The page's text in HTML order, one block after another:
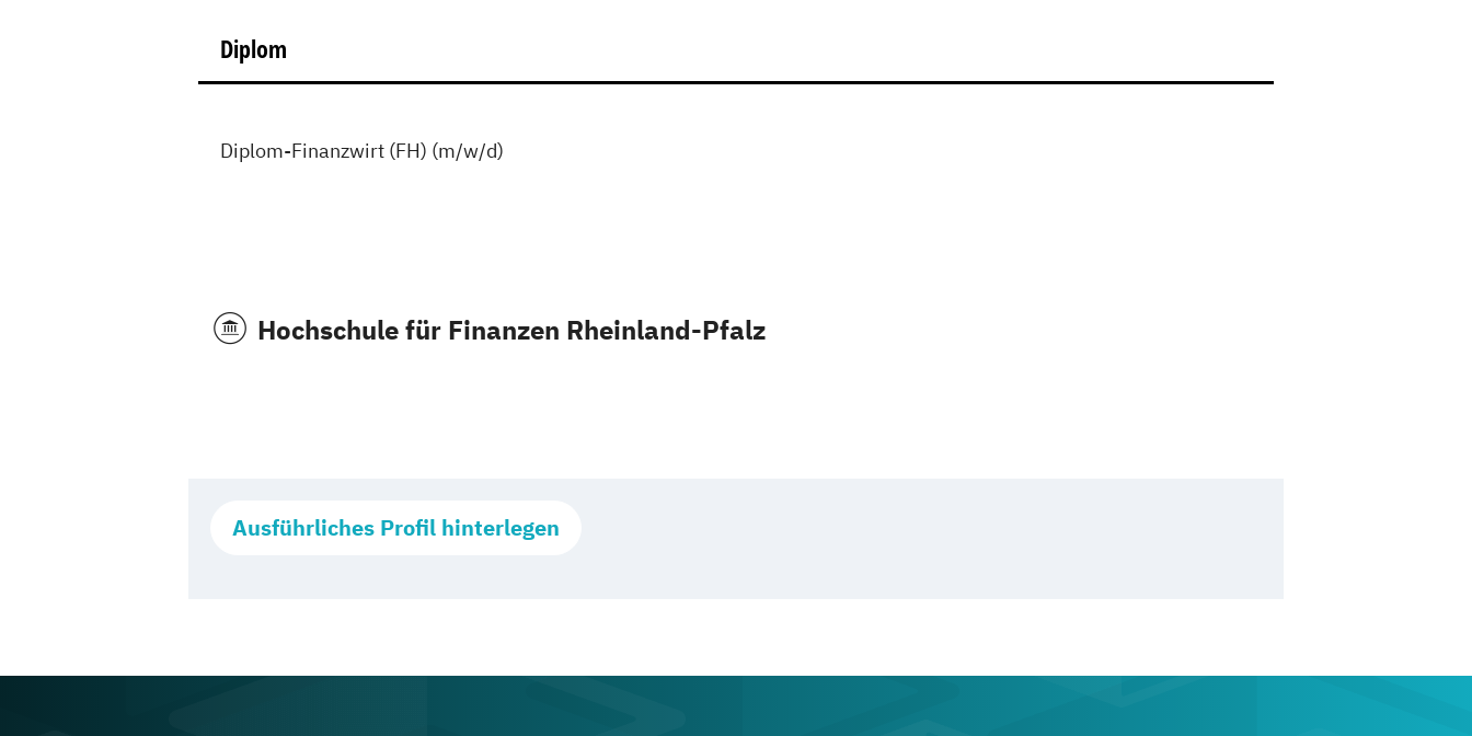
Diplom
Diplom-Finanzwirt (FH) (m/w/d)
Hochschule für Finanzen Rheinland-Pfalz
Ausführliches Profil hinterlegen